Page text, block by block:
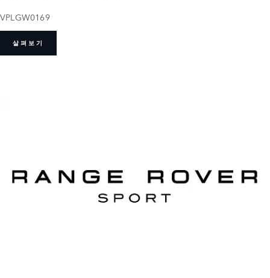
VPLGW0169
살펴보기